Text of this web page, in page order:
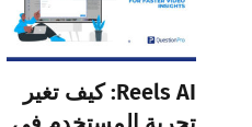
Reels AI: كيف تغير